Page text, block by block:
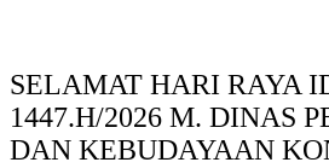
SELAMAT HARI RAYA
1447.H/2026 M. DINAS
DAN KEBUDAYAAN